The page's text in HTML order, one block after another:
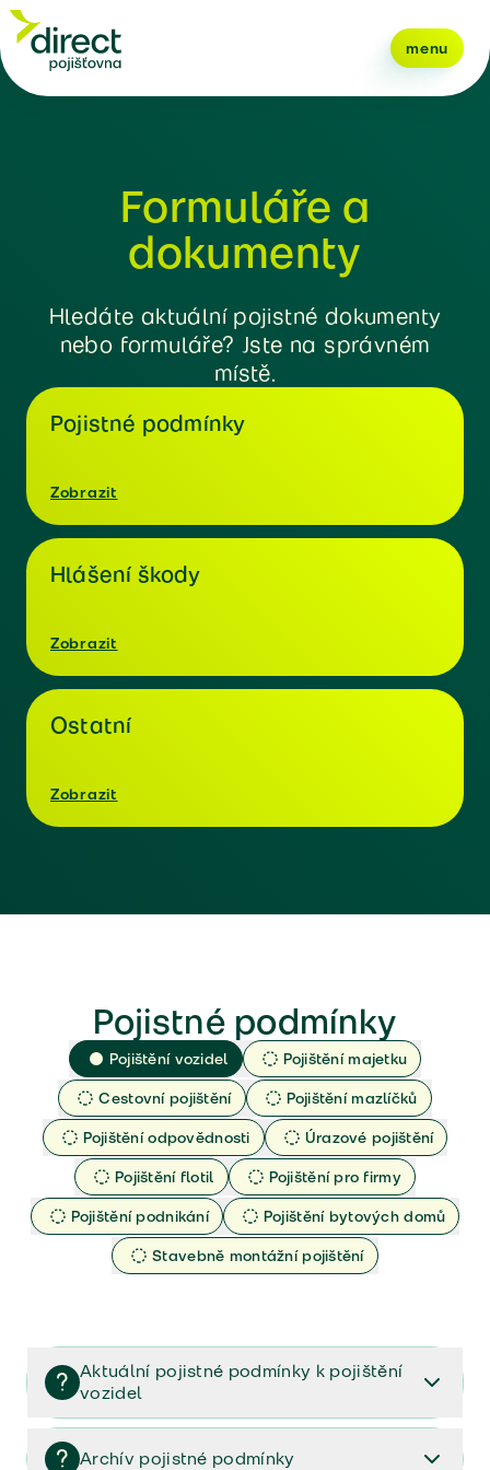
menu
Formuláře a
dokumenty
Hledáte aktuální pojistné dokumenty
nebo formuláře? Jste na správném
místě.
Pojistné podmínky
Zobrazit
Hlášení škody
Zobrazit
Ostatní
Zobrazit
Pojistné podmínky
Pojištění vozidel
Pojištění majetku
Cestovní pojištění
Pojištění mazlíčků
Pojištění odpovědnosti
Úrazové pojištění
Pojištění flotil
Pojištění pro firmy
Pojištění podnikání
Pojištění bytových domů
Stavebně montážní pojištění
Aktuální pojistné podmínky k pojištění
vozidel
Pojištění vozidel/Pojistné podmínky a vše důležité ke
smlouvě (PDF)
Archív pojistné podmínky